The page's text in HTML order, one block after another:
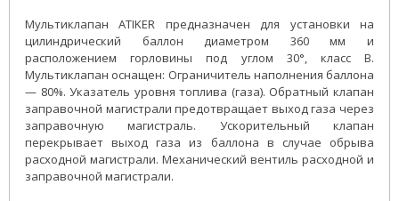
Мультиклапан ATIKER предназначен для установки на
цилиндрический баллон диаметром 360 мм и
расположением горловины под углом 30°, класс B.
Мультиклапан оснащен: Ограничитель наполнения баллона
— 80%. Указатель уровня топлива (газа). Обратный клапан
заправочной магистрали предотвращает выход газа через
заправочную магистраль. Ускорительный клапан
перекрывает выход газа из баллона в случае обрыва
расходной магистрали. Механический вентиль расходной и
заправочной магистрали.